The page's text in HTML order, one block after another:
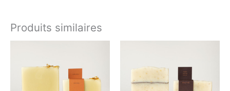
Produits similaires